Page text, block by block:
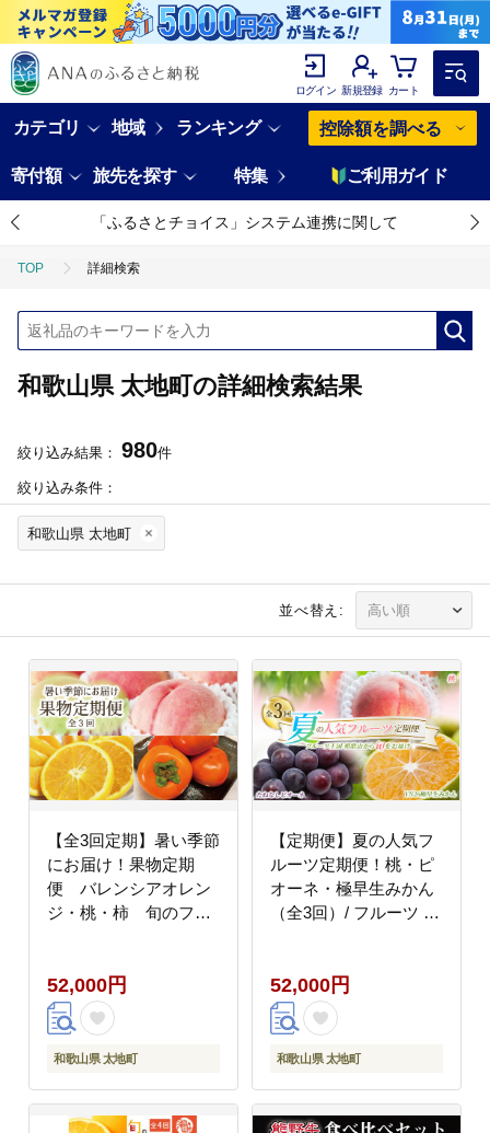
ログイン 新規登録 カート
カテゴリ 地域 ランキング 控除額を調べる
寄付額 旅先を探す 特集 ご利用ガイド
「ふるさとチョイス」システム連携に関して
TOP 詳細検索
和歌山県 太地町の詳細検索結果
絞り込み結果： 980件
絞り込み条件：
和歌山県 太地町
並べ替え:
【全3回定期】暑い季節
にお届け！果物定期
便 バレンシアオレン
ジ・桃・柿 旬のフル
52,000円
和歌山県 太地町
【定期便】夏の人気フ
ルーツ定期便！桃・ピ
オーネ・極早生みかん
（全3回）/ フルーツ 果
橘 旬 定期便
【tkb153】
52,000円
和歌山県 太地町